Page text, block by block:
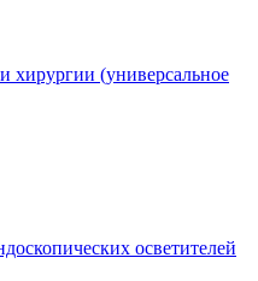
хирургии (универсальное
осветителей